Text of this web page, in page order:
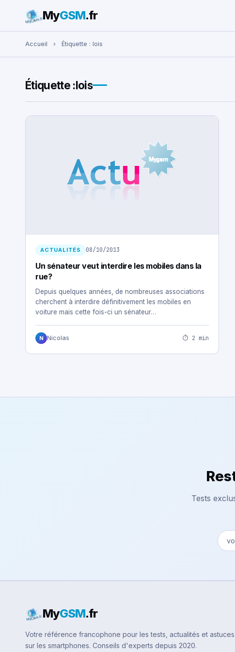
Rechercher :
MyGSM.fr
Accueil › Étiquette : lois
Étiquette :lois
ACTUALITÉS 08/10/2013
Un sénateur veut interdire les mobiles dans la
rue?
Depuis quelques années, de nombreuses associations
cherchent à interdire définitivement les mobiles en
voiture mais cette fois-ci un sénateur…
N Nicolas ⏱ 2 min
Tests
MyGSM.fr
Votre référence francophone pour les tests, actualités et astuces
sur les smartphones. Conseils d'experts depuis 2020.